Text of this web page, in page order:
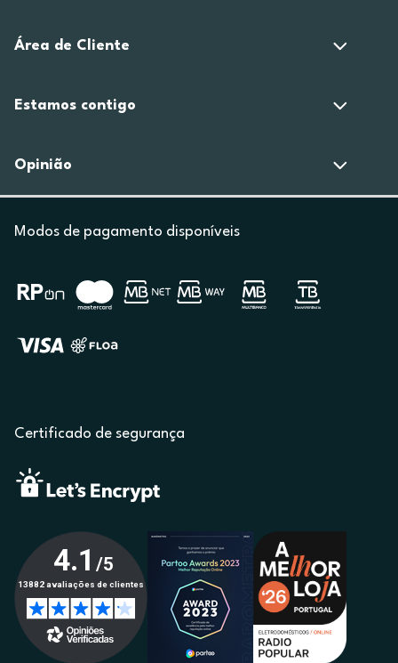
Área de Cliente
Estamos contigo
Opinião
Modos de pagamento disponíveis
Certificado de segurança